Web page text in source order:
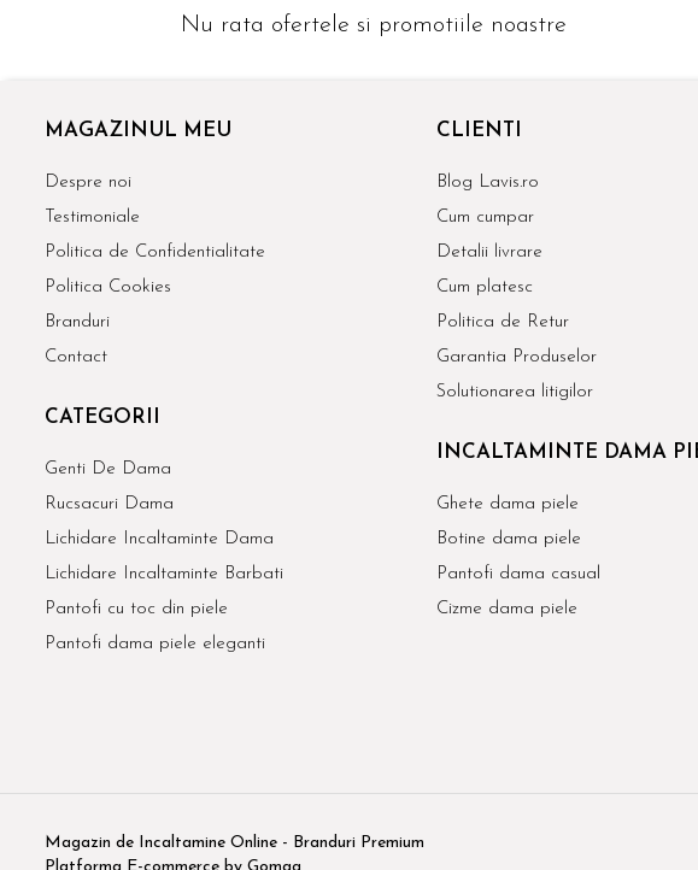
Nu rata ofertele si promotiile noastre
MAGAZINUL MEU
Despre noi
Testimoniale
Politica de Confidentialitate
Politica Cookies
Branduri
Contact
CATEGORII
Genti De Dama
Rucsacuri Dama
Lichidare Incaltaminte Dama
Lichidare Incaltaminte Barbati
Pantofi cu toc din piele
Pantofi dama piele eleganti
CLIENTI
Blog Lavis.ro
Cum cumpar
Detalii livrare
Cum platesc
Politica de Retur
Garantia Produselor
Solutionarea litigilor
INCALTAMINTE DAMA
Ghete dama piele
Botine dama piele
Pantofi dama casual
Cizme dama piele
Magazin de Incaltamine Online - Branduri Premium